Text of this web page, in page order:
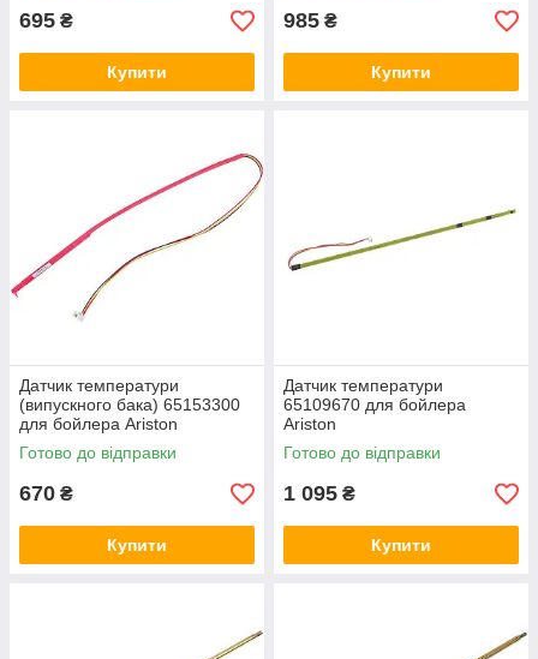
695 ₴
Купити
985 ₴
Купити
Датчик температури
(випускного бака) 65153300
для бойлера Ariston
Готово до відправки
670 ₴
Купити
Датчик температури
65109670 для бойлера
Ariston
Готово до відправки
1 095 ₴
Купити